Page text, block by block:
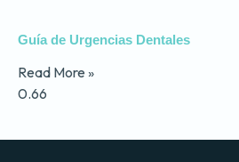
Guía de Urgencias Dentales
Read More »